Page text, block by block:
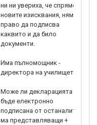
ни ни увериха, че спрямо
новите изисквания, няма
право да подписва
каквито и да било
документи.
Има пълномощник -
директора на училището.
Може ли декларацията да
бъде електронно
подписана от останалите 3-
ма представляващи +